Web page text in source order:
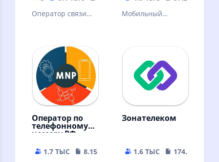
Оператор связи
Мобильный
Оператор по
телефонному
номеру РФ
1.7 ТЫС
8.15 MB
Зонателеком
1.6 ТЫС
174.51 MB